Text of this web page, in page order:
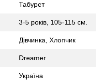
Табурет
3-5 років, 105-115 см.
Дівчинка, Хлопчик
Dreamer
Україна